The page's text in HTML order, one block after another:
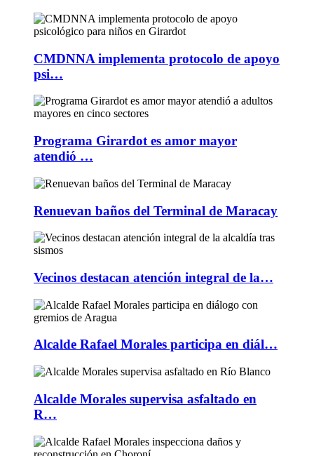
CMDNNA implementa protocolo de apoyo
psi…
Programa Girardot es amor mayor
atendió …
Renuevan baños del Terminal de Maracay
Vecinos destacan atención integral de la…
Alcalde Rafael Morales participa en diál…
Alcalde Morales supervisa asfaltado en
R…